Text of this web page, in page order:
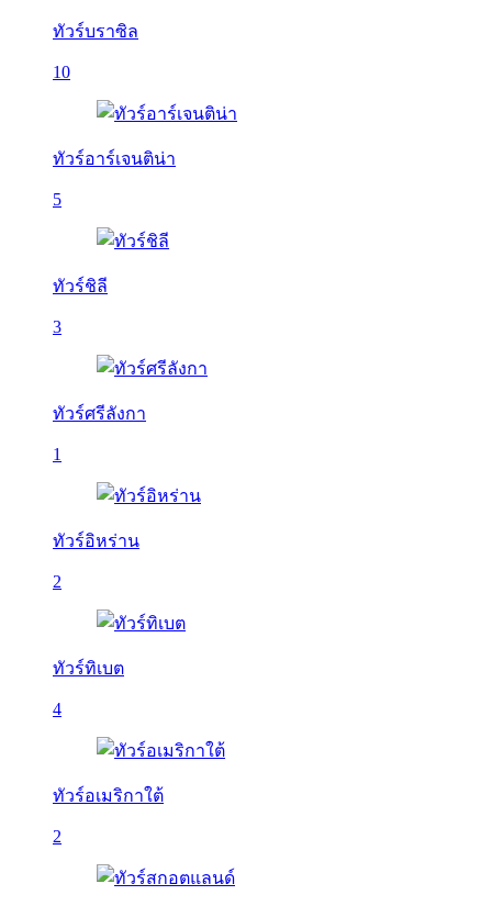
ทัวร์บราซิล
10
ทัวร์อาร์เจนติน่า
5
ทัวร์ชิลี
3
ทัวร์ศรีลังกา
1
ทัวร์อิหร่าน
2
ทัวร์ทิเบต
4
ทัวร์อเมริกาใต้
2